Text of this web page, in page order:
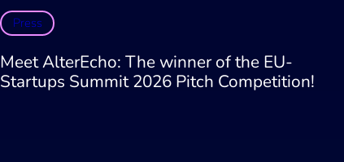
Press
Meet AlterEcho: The winner of the EU-
Startups Summit 2026 Pitch Competition!